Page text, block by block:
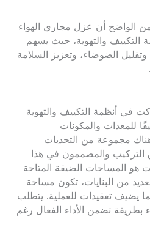
الواضح أن عزل مجاري الهواء
التكييف والتهوية، حيث يسهم
الضوضاء، وتعزيز السلامة
في أنظمة التكييف والتهوية
للمعدات والمكونات
مجموعة من التحديات
التركيب والمصممون في هذا
هو المساحات الضيقة المتاحة
من البنايات، تكون مساحة
يضيف تعقيدات للعملية. يتطلب
بطريقة تضمن الأداء الفعال رغم